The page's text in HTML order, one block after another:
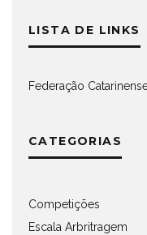
LISTA DE LINKS
Federação
CATEGORIAS
Competições
Escala Arbritragem